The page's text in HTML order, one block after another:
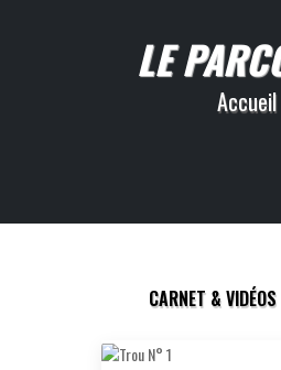
LE
Accueil
CARNET &